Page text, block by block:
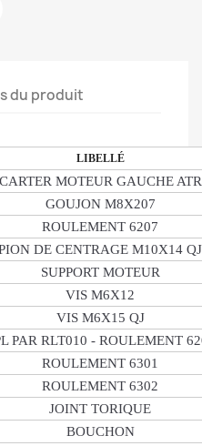
du produit
LIBELLÉ
CARTER MOTEUR GAUCHE ATR
GOUJON M8X207
ROULEMENT 6207
DE CENTRAGE M10X14 QJ
SUPPORT MOTEUR
VIS M6X12
VIS M6X15 QJ
PAR RLT010 - ROULEMENT
ROULEMENT 6301
ROULEMENT 6302
JOINT TORIQUE
BOUCHON